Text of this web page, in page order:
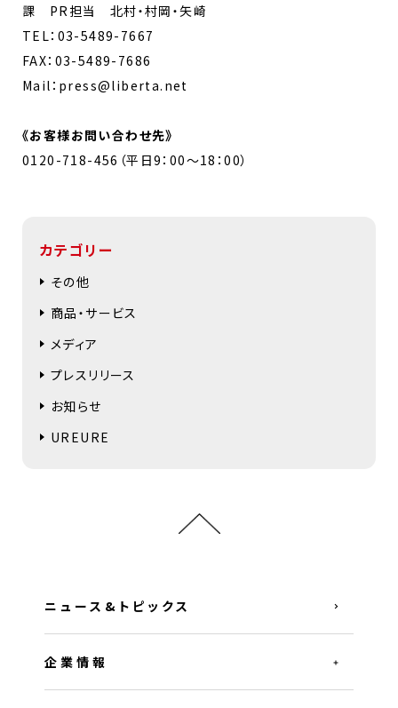
課 PR担当 北村・村岡・矢崎
TEL：03-5489-7667
FAX：03-5489-7686
Mail：press@liberta.net
《お客様お問い合わせ先》
0120-718-456（平日9：00～18：00）
カテゴリー
その他
商品・サービス
メディア
プレスリリース
お知らせ
UREURE
ニュース&トピックス
企業情報